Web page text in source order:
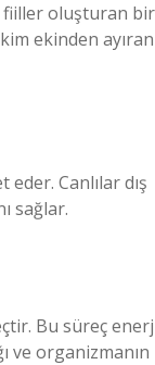
fiiller oluşturan bir
ekinden ayıran
Canlılar dış
sağlar.
Bu süreç
ve organizmanın